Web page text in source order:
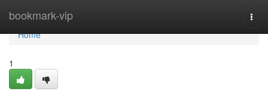
bookmark-vip
Home
Home
1